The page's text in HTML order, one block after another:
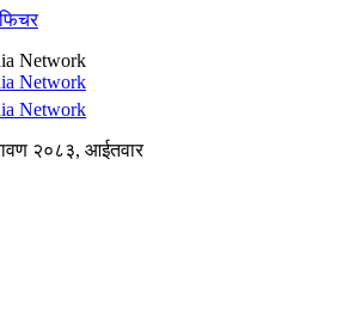
२०८३, आईतवार